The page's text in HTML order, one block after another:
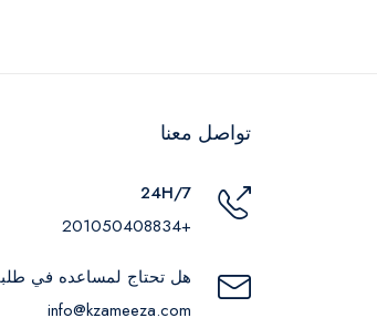
تواصل معنا
24H/7
+201050408834
هل تحتاج لمساعده في
info@kzameeza.com